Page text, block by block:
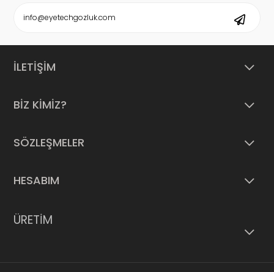
İLETİŞİM
BİZ KİMİZ?
SÖZLEŞMELER
HESABIM
ÜRETİM